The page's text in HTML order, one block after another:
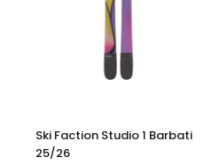
Ski Faction Studio 1 Barbati
25/26